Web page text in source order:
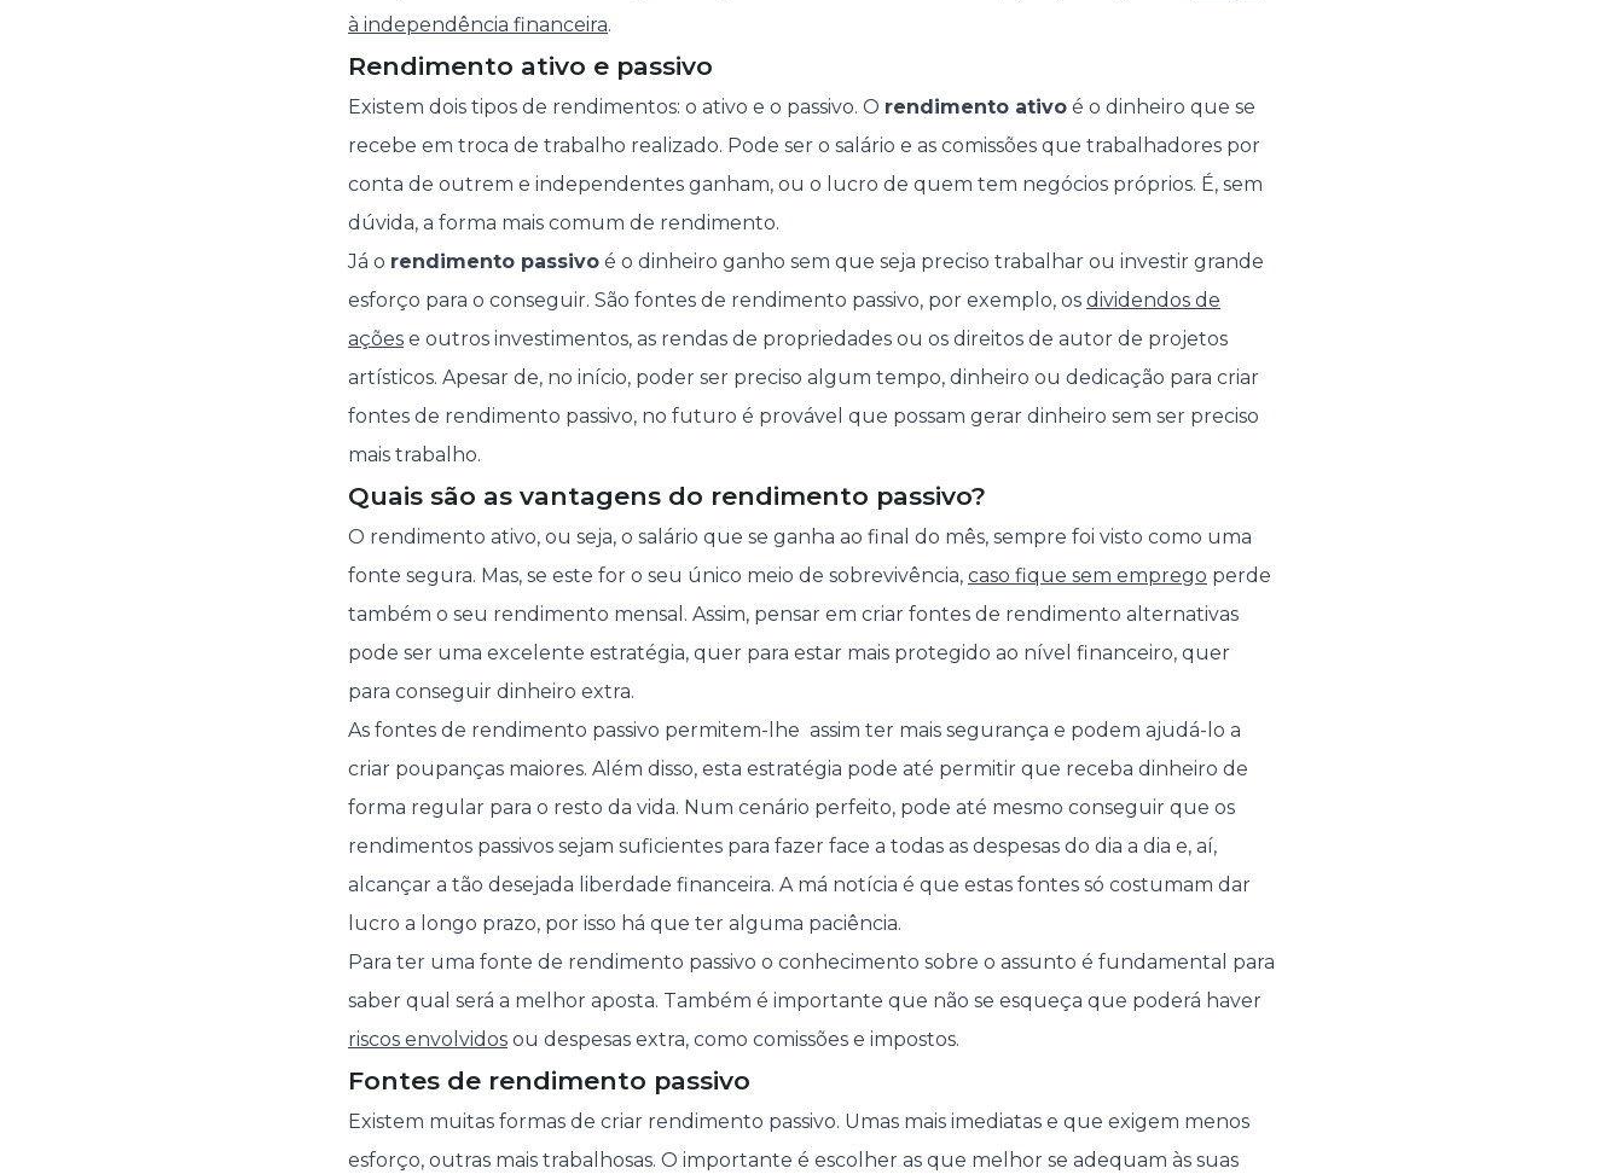
à independência financeira.
Rendimento ativo e passivo
Existem dois tipos de rendimentos: o ativo e o passivo. O rendimento ativo é o dinheiro que se
recebe em troca de trabalho realizado. Pode ser o salário e as comissões que trabalhadores por
conta de outrem e independentes ganham, ou o lucro de quem tem negócios próprios. É, sem
dúvida, a forma mais comum de rendimento.
Já o rendimento passivo é o dinheiro ganho sem que seja preciso trabalhar ou investir grande
esforço para o conseguir. São fontes de rendimento passivo, por exemplo, os dividendos de
ações e outros investimentos, as rendas de propriedades ou os direitos de autor de projetos
artísticos. Apesar de, no início, poder ser preciso algum tempo, dinheiro ou dedicação para criar
fontes de rendimento passivo, no futuro é provável que possam gerar dinheiro sem ser preciso
mais trabalho.
Quais são as vantagens do rendimento passivo?
O rendimento ativo, ou seja, o salário que se ganha ao final do mês, sempre foi visto como uma
fonte segura. Mas, se este for o seu único meio de sobrevivência, caso fique sem emprego perde
também o seu rendimento mensal. Assim, pensar em criar fontes de rendimento alternativas
pode ser uma excelente estratégia, quer para estar mais protegido ao nível financeiro, quer
para conseguir dinheiro extra.
As fontes de rendimento passivo permitem-lhe assim ter mais segurança e podem ajudá-lo a
criar poupanças maiores. Além disso, esta estratégia pode até permitir que receba dinheiro de
forma regular para o resto da vida. Num cenário perfeito, pode até mesmo conseguir que os
rendimentos passivos sejam suficientes para fazer face a todas as despesas do dia a dia e, aí,
alcançar a tão desejada liberdade financeira. A má notícia é que estas fontes só costumam dar
lucro a longo prazo, por isso há que ter alguma paciência.
Para ter uma fonte de rendimento passivo o conhecimento sobre o assunto é fundamental para
saber qual será a melhor aposta. Também é importante que não se esqueça que poderá haver
riscos envolvidos ou despesas extra, como comissões e impostos.
Fontes de rendimento passivo
Existem muitas formas de criar rendimento passivo. Umas mais imediatas e que exigem menos
esforço, outras mais trabalhosas. O importante é escolher as que melhor se adequam às suas